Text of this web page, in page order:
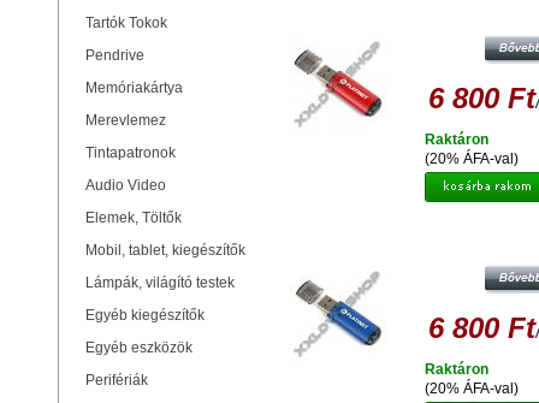
Tartók Tokok
Pendrive
Memóriakártya
Merevlemez
Tintapatronok
Audio Video
Elemek, Töltők
Mobil, tablet, kiegészítők
Lámpák, világító testek
Egyéb kiegészítők
Egyéb eszközök
Perifériák
6 800 Ft
(20% ÁFA-val)
Raktáron
6 800 Ft
(20% ÁFA-val)
Raktáron